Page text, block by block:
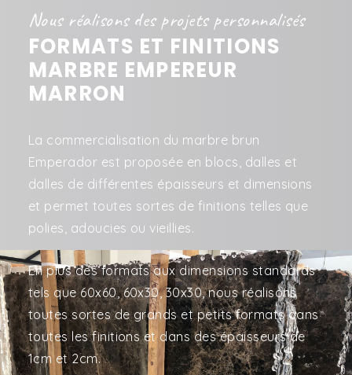
Nous réalisons des projets personnalisés
FORMATS ET FINITIONS
MARBRE EMPEREUR
MARRON
La commercialisation du marbre brun
Emperador est proposée en blocs, dalles et
dalles de différentes épaisseurs et dimensions
et permet toutes sortes de finitions telles que
polies, adoucies ou vieillies.
En plus des formats aux dimensions standards
tels que 60x60, 60x30, 30x30, nous réalisons
toutes sortes de grands et petits formats dans
toutes les finitions et dans des épaisseurs de
1cm et 2cm.